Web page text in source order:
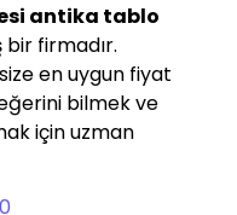
antika tablo
bir firmadır.
en uygun fiyat
bilmek ve
için uzman